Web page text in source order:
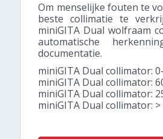
Om menselijke fouten te
beste collimatie te
miniGITA Dual wolfraam
automatische
documentatie.
miniGITA Dual collimator:
miniGITA Dual collimator:
miniGITA Dual collimator:
miniGITA Dual collimator: >